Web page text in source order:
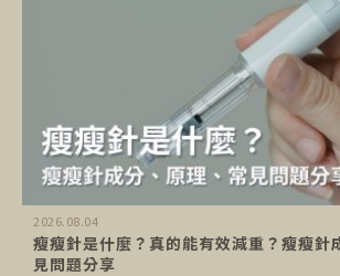
2026.08.04
瘦瘦針是什麼？真的能有效減重？瘦瘦針
見問題分享